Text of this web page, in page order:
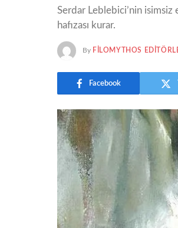
Serdar Leblebici’nin
hafızası kurar.
By FILOMYTHOS
Facebook